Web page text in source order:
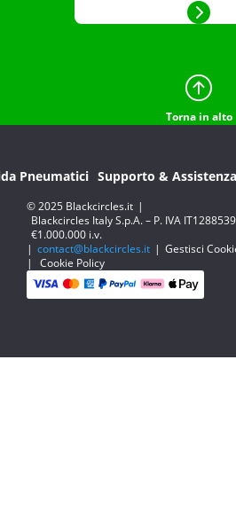
Torna in alto
Pneumatici Supporto & Assistenza
© 2025 Blackcircles.it |
Blackcircles Italy S.p.A. – P. IVA
€1.000.000 i.v.
| contact@blackcircles.it | Gestisci
|
Cookie Policy